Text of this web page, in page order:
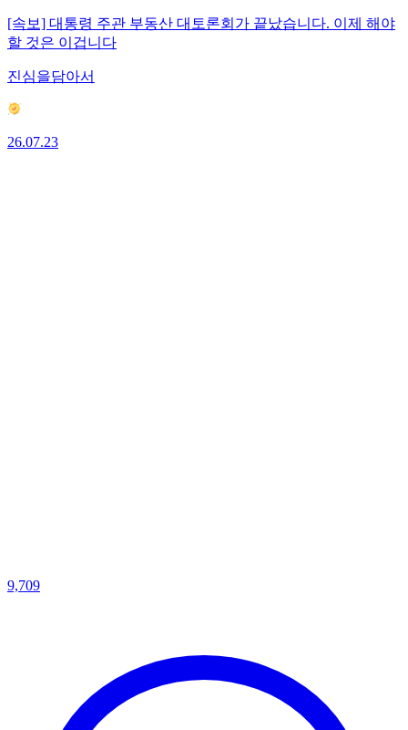
[속보] 대통령 주관 부동산 대토론회가 끝났습니다. 이제 해야
할 것은 이겁니다
진심을담아서
26.07.23
9,709